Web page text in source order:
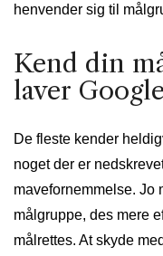
henvender sig til
Kend din
laver
De fleste kender
noget der er
mavefornemmelse. Jo
målgruppe, des mere
målrettes. At skyde